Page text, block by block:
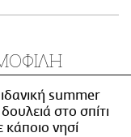
summer
στο σπίτι
κάποιο νησί